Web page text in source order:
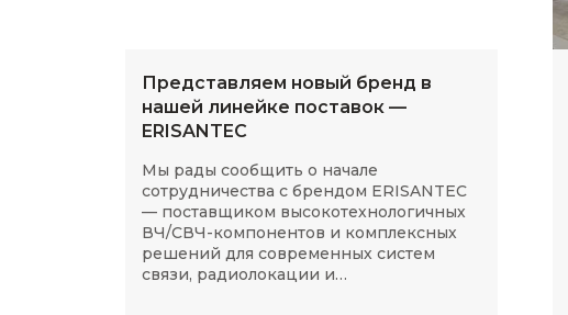
Представляем новый бренд в
нашей линейке поставок —
ERISANTEC
Мы рады сообщить о начале
сотрудничества с брендом ERISANTEC
— поставщиком высокотехнологичных
ВЧ/СВЧ-компонентов и комплексных
решений для современных систем
связи, радиолокации и